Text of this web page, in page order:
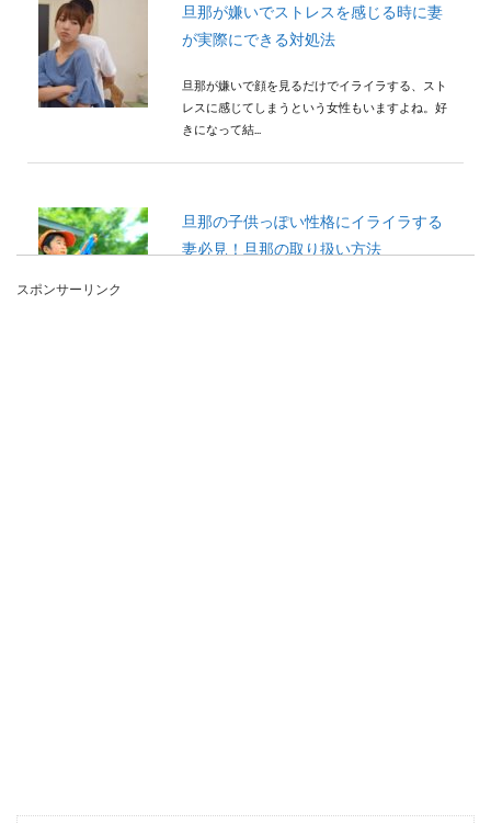
旦那が嫌いでストレスを感じる時に妻
が実際にできる対処法
旦那が嫌いで顔を見るだけでイライラする、スト
レスに感じてしまうという女性もいますよね。好
きになって結...
旦那の子供っぽい性格にイライラする
妻必見！旦那の取り扱い方法
スポンサーリンク